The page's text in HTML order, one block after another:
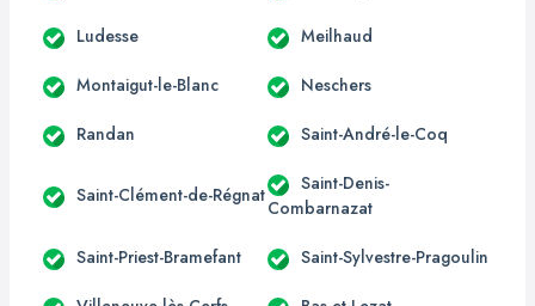
Ludesse Meilhaud
Montaigut-le-Blanc Neschers
Randan Saint-André-le-Coq
Saint-Clément-de-Régnat
Saint-Denis-
Combarnazat
Saint-Priest-Bramefant Saint-Sylvestre-Pragoulin